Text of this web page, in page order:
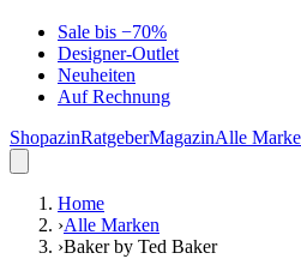
Sale bis −70%
Designer-Outlet
Neuheiten
Auf Rechnung
ShopazinRatgeberMagazinAlle
Home
›Alle Marken
›Baker by Ted Baker